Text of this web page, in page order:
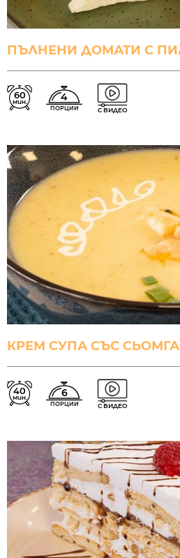
ПЪЛНЕНИ ДОМАТИ С
60
мин. 4
ПОРЦИИ С ВИДЕО
КРЕМ СУПА СЪС СЬОМГА
40
мин. 6
ПОРЦИИ С ВИДЕО